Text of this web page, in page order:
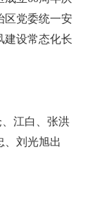
区党委统一安
建设常态化长
江白、张洪
、刘光旭出